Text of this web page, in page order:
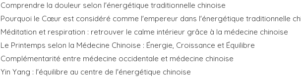
Comprendre la douleur selon l'énergétique traditionnelle chinoise
Pourquoi le Cœur est considéré comme l'empereur dans l'énergétique traditionnelle
Méditation et respiration : retrouver le calme intérieur grâce à la médecine chinoise
Le Printemps selon la Médecine Chinoise : Énergie, Croissance et Équilibre
Complémentarité entre médecine occidentale et médecine chinoise
Yin Yang : l'équilibre au centre de l'énergétique chinoise